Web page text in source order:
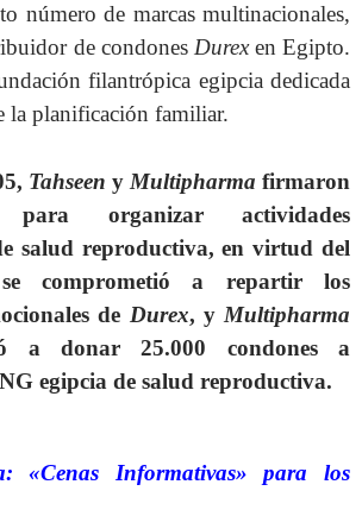
número de marcas multinacionales,
de condones Durexen Egipto.
filantrópica egipcia dedicada
la planificación familiar.
Tahseen y Multipharma firmaron
organizar actividades
salud reproductiva, en virtud del
comprometió a repartir los
de Durex, y Multipharma
a donar 25.000 condones a
egipcia de salud reproductiva.
«Cenas Informativas» para los